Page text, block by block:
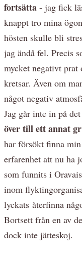
fortsätta - jag fick
knappt tro mina
hösten skulle bli
jag ändå fel. Precis
mycket negativt prat
kretsar. Även om
något negativ
Jag går inte in på
över till ett annat
har försökt finna
erfarenhet att nu ha
som funnits i
inom
lyckats återfinna
Bortsett från en av
dock inte jätteskoj.